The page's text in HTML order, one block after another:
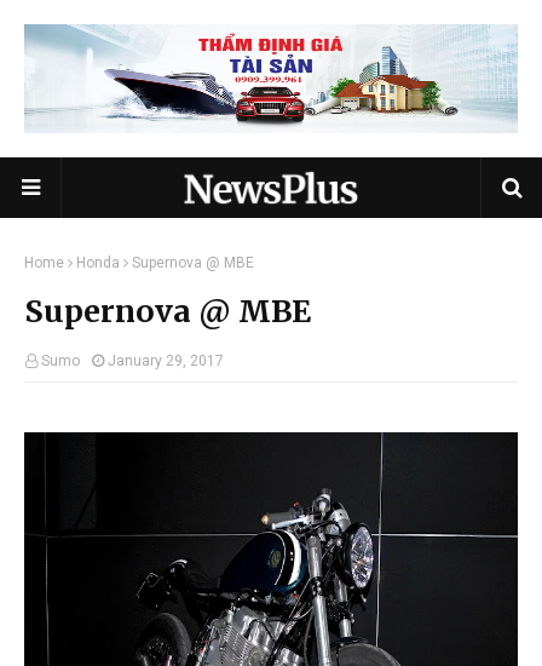
Home Honda Supernova @ MBE
Supernova @ MBE
Sumo January 29, 2017